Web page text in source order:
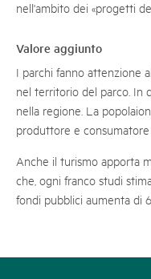
nell'ambito dei «progetti
Valore aggiunto
I parchi fanno attenzione
nel territorio del parco. In
nella regione. La
produttore e
Anche il turismo apporta
che, ogni franco studi
fondi pubblici aumenta di